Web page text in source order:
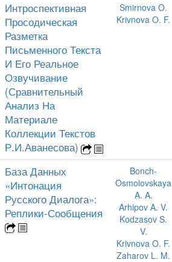
Интроспективная
Просодическая
Разметка
Письменного Текста
И Его Реальное
Озвучивание
(Сравнительный
Анализ На
Материале
Коллекции Текстов
Р.И.Аванесова)
Smirnova O.
Krivnova O. F.
База Данных
«Интонация
Русского Диалога»:
Реплики-Сообщения
Bonch-
Osmolovskaya
A. A.
Arhipov A. V.
Kodzasov S.
V.
Krivnova O. F.
Zaharov L. M.